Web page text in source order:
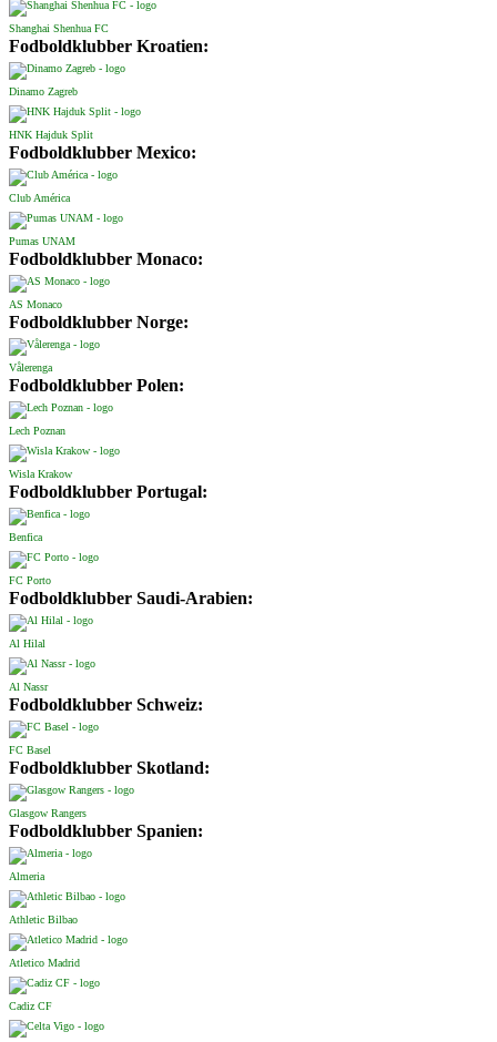
Shanghai Shenhua FC
Fodboldklubber Kroatien:
Dinamo Zagreb
HNK Hajduk Split
Fodboldklubber Mexico:
Club América
Pumas UNAM
Fodboldklubber Monaco:
AS Monaco
Fodboldklubber Norge:
Vålerenga
Fodboldklubber Polen:
Lech Poznan
Wisla Krakow
Fodboldklubber Portugal:
Benfica
FC Porto
Fodboldklubber Saudi-Arabien:
Al Hilal
Al Nassr
Fodboldklubber Schweiz:
FC Basel
Fodboldklubber Skotland:
Glasgow Rangers
Fodboldklubber Spanien:
Almeria
Athletic Bilbao
Atletico Madrid
Cadiz CF